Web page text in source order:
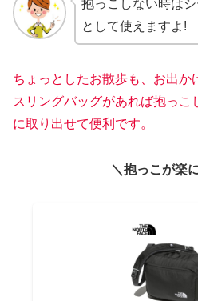
抱っこしない時は
として使えますよ!
ちょっとしたお散歩も、お出か
スリングバッグがあれば抱っ
に取り出せて便利です。
＼抱っこが楽